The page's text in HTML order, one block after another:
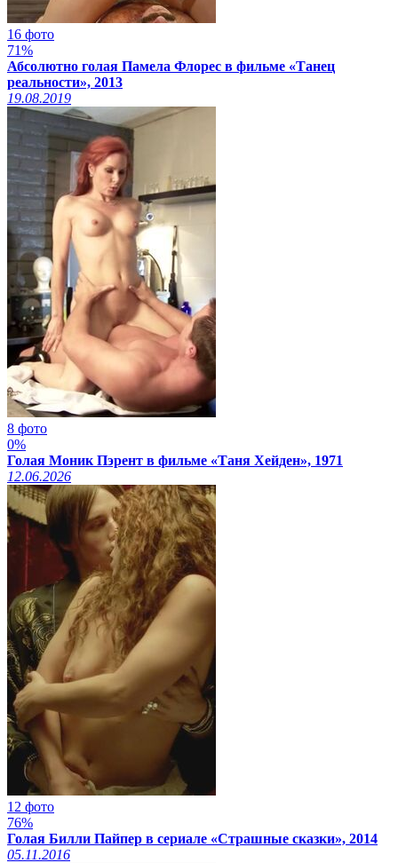
16 фото
71%
Абсолютно голая Памела Флорес в фильме «Танец
реальности», 2013
19.08.2019
8 фото
0%
Голая Моник Пэрент в фильме «Таня Хейден», 1971
12.06.2026
12 фото
76%
Голая Билли Пайпер в сериале «Страшные сказки», 2014
05.11.2016